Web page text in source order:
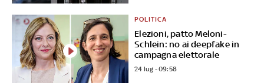
Elezioni, patto Meloni-
Schlein: no ai deepfake in
campagna elettorale
POLITICA
24 lug - 09:58